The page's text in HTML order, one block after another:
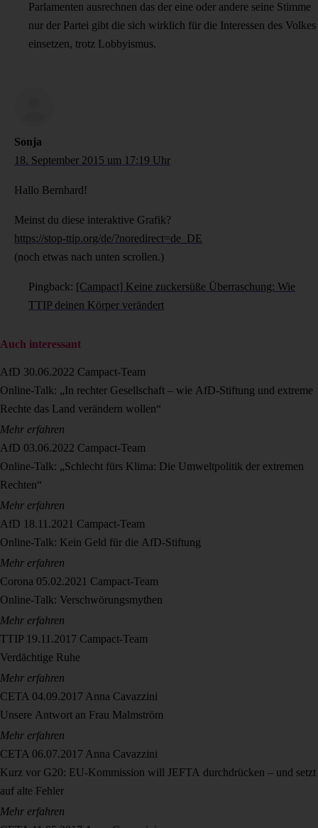
Parlamenten ausrechnen das der eine oder andere seine Stimme
nur der Partei gibt die sich wirklich für die Interessen des Volkes
einsetzen, trotz Lobbyismus.
Sonja
18. September 2015 um 17:19 Uhr
Hallo Bernhard!
Meinst du diese interaktive Grafik?
https://stop-ttip.org/de/?noredirect=de_DE
(noch etwas nach unten scrollen.)
Pingback: [Campact] Keine zuckersüße Überraschung: Wie
TTIP deinen Körper verändert
Auch interessant
AfD 30.06.2022 Campact-Team
Online-Talk: „In rechter Gesellschaft – wie AfD-Stiftung und extreme
Rechte das Land verändern wollen“
Mehr erfahren
AfD 03.06.2022 Campact-Team
Online-Talk: „Schlecht fürs Klima: Die Umweltpolitik der extremen
Rechten“
Mehr erfahren
AfD 18.11.2021 Campact-Team
Online-Talk: Kein Geld für die AfD-Stiftung
Mehr erfahren
Corona 05.02.2021 Campact-Team
Online-Talk: Verschwörungsmythen
Mehr erfahren
TTIP 19.11.2017 Campact-Team
Verdächtige Ruhe
Mehr erfahren
CETA 04.09.2017 Anna Cavazzini
Unsere Antwort an Frau Malmström
Mehr erfahren
CETA 06.07.2017 Anna Cavazzini
Kurz vor G20: EU-Kommission will JEFTA durchdrücken – und setzt
auf alte Fehler
Mehr erfahren